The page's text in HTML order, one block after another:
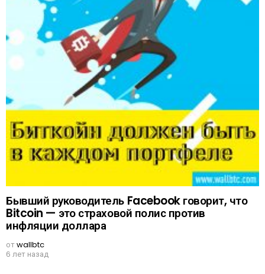
Бывший руководитель Facebook говорит, что
Bitcoin — это страховой полис против
инфляции доллара
отwallbtc
6 лет назад